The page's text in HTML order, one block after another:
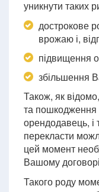
уникнути таких
дострокове
врожаю і,
підвищення
збільшення
Також, як
та пошкодження
орендодавець,
перекласти
цей момент
Вашому
Такого роду